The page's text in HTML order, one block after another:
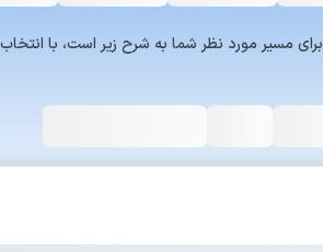
لیست سرویس‌های سفر۷۲۴ برای مسیر مورد نظر شما به شرح